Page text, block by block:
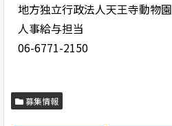
地方独立行政法人天王寺動物園
人事給与担当
06-6771-2150
募集情報